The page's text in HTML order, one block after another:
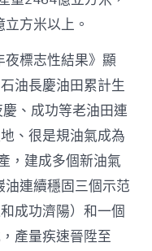
量
當
首
超
4
億
噸
_
中
國
網〉
中
方米以上。
夜標志性結果》顯
油長慶油田累計生
、成功等老油田連
、很是規油氣成為
，建成多個新油氣
連續穩固三個示范
成功濟陽）和一個
產量疾速晉陞至